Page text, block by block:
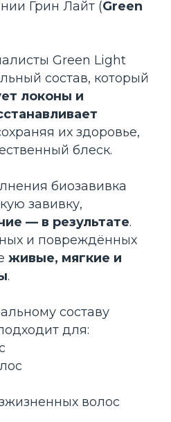
Грин Лайт (Green
Green Light
состав, который
локоны и
их здоровье,
блеск.
биозавивка
завивку,
— в результате.
и повреждённых
живые, мягкие и
.
составу
для:
волос